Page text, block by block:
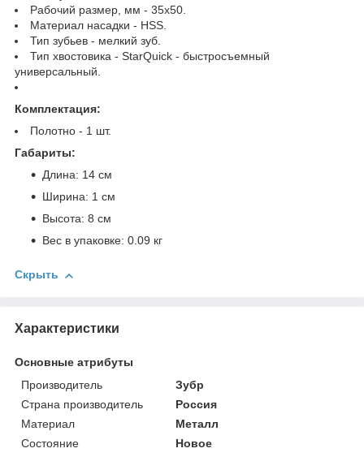
Рабочий размер, мм - 35x50.
Материал насадки - HSS.
Тип зубьев - мелкий зуб.
Тип хвостовика - StarQuick - быстросъемный
универсальный.
Комплектация:
Полотно - 1 шт.
Габариты:
Длина: 14 см
Ширина: 1 см
Высота: 8 см
Вес в упаковке: 0.09 кг
Скрыть
Характеристики
Основные атрибуты
Производитель
Зубр
Страна производитель
Россия
Материал
Металл
Состояние
Новое